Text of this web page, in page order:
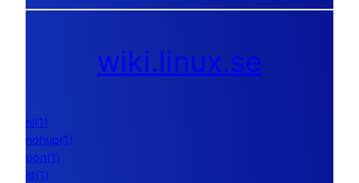
wiki.linux.se
nl(1)
nohup(1)
pon(1)
ld(1)